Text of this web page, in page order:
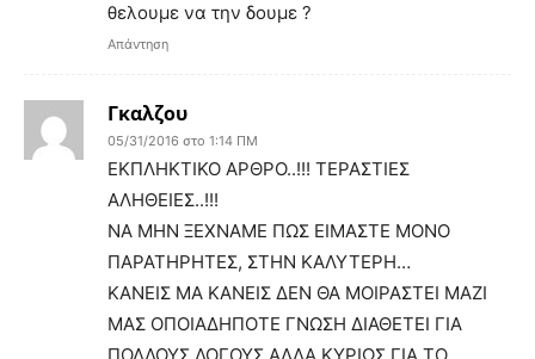
θελουμε να την δουμε ?
Απάντηση
Γκαλζου
05/31/2016 στο 1:14 ΠΜ
ΕΚΠΛΗΚΤΙΚΟ ΑΡΘΡΟ..!!! ΤΕΡΑΣΤΙΕΣ
ΑΛΗΘΕΙΕΣ..!!!
ΝΑ ΜΗΝ ΞΕΧΝΑΜΕ ΠΩΣ ΕΙΜΑΣΤΕ ΜΟΝΟ
ΠΑΡΑΤΗΡΗΤΕΣ, ΣΤΗΝ ΚΑΛΥΤΕΡΗ…
ΚΑΝΕΙΣ ΜΑ ΚΑΝΕΙΣ ΔΕΝ ΘΑ ΜΟΙΡΑΣΤΕΙ ΜΑΖΙ
ΜΑΣ ΟΠΟΙΑΔΗΠΟΤΕ ΓΝΩΣΗ ΔΙΑΘΕΤΕΙ ΓΙΑ